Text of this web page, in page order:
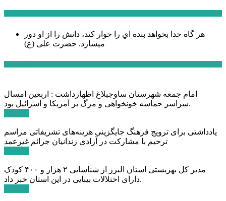
هر گاه خدا بخواهد بنده اي را خوار كند، دانش را از او دور
میسازد. حضرت علی (ع)
امام جمعه شهرستان ساوجبلاغ اظهارداشت : اربعین امسال
سراسر حماسه خونخواهی و مرگ بر آمریکا و اسرائیل بود.
یادداشتی برای ترویج فرهنگ جایگزینی هزینه‌های تشریفاتی مراسم
ترحیم با مشارکت در آزادی زندانیان جرائم غیرعمد
مدیر کل بهزیستی استان البرز از شناسایی ۲ هزار و ۴۰۰ کودک
دارای اختلالات بینایی در این استان خبر داد.